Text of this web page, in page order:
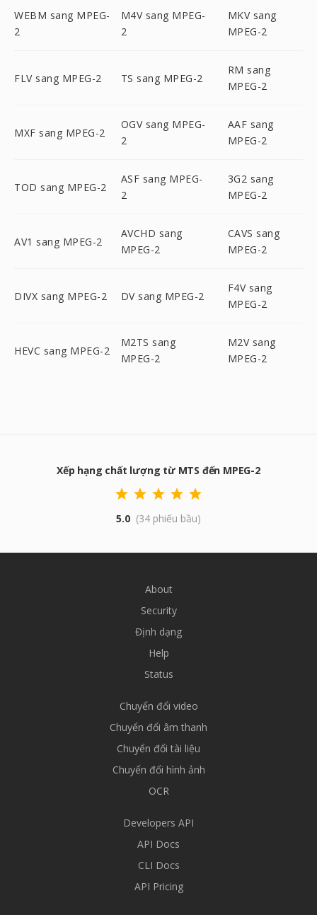
WEBM sang MPEG-
2
M4V sang MPEG-
2
MKV sang
MPEG-2
FLV sang MPEG-2 TS sang MPEG-2
RM sang
MPEG-2
MXF sang MPEG-2
OGV sang MPEG-
2
AAF sang
MPEG-2
TOD sang MPEG-2
ASF sang MPEG-
2
3G2 sang
MPEG-2
AV1 sang MPEG-2
AVCHD sang
MPEG-2
CAVS sang
MPEG-2
DIVX sang MPEG-2 DV sang MPEG-2
F4V sang
MPEG-2
HEVC sang MPEG-2
M2TS sang
MPEG-2
M2V sang
MPEG-2
Xếp hạng chất lượng từ MTS đến MPEG-2
5.0 (34 phiếu bầu)
About
Security
Định dạng
Help
Status
Chuyển đổi video
Chuyển đổi âm thanh
Chuyển đổi tài liệu
Chuyển đổi hình ảnh
OCR
Developers API
API Docs
CLI Docs
API Pricing